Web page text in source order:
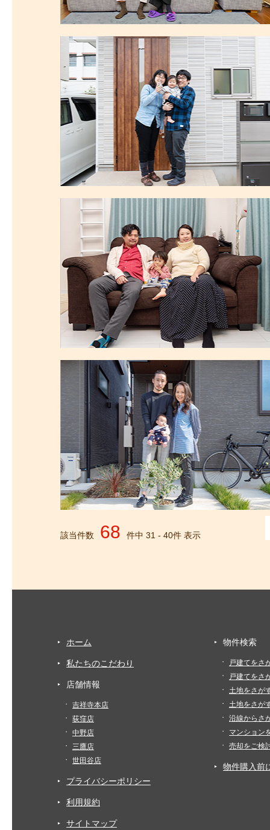
該当件数 68 件中 31 - 40件 表示
ホーム
私たちのこだわり
店舗情報
吉祥寺本店
荻窪店
中野店
三鷹店
世田谷店
プライバシーポリシー
利用規約
サイトマップ
物件検索
戸建てをさ
戸建てをさ
土地をさが
土地をさが
沿線からさ
マンション
売却をご検
物件購入前